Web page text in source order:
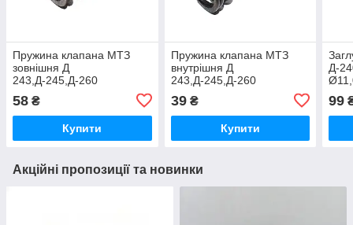
Пружина клапана МТЗ
зовнішня Д
243,Д-245,Д-260
58 ₴
Купити
Пружина клапана МТЗ
внутрішня Д
243,Д-245,Д-260
39₴
Купити
Д-
99
Акційні пропозиції та новинки